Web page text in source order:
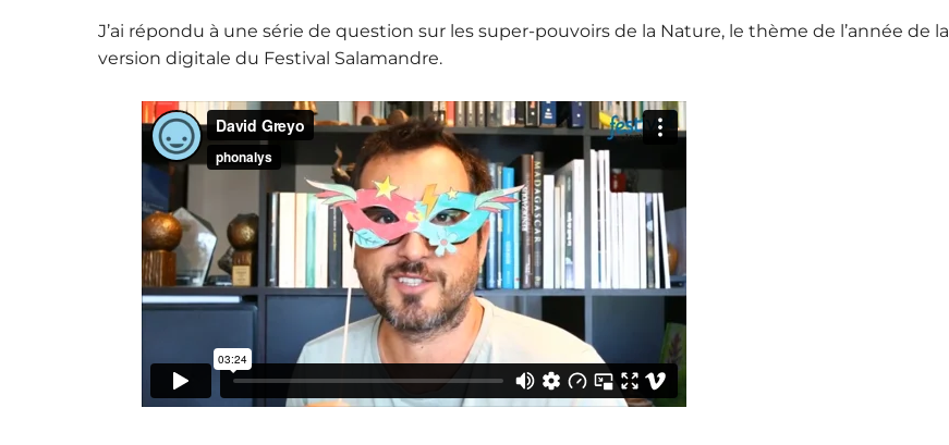
J’ai répondu à une série de question sur les super-pouvoirs de la Nature, le thème de l’année de la
version digitale du Festival Salamandre.